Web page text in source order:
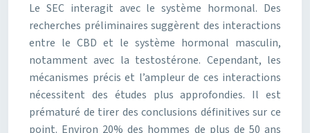
Le SEC interagit avec le système hormonal. Des
recherches préliminaires suggèrent des interactions
entre le CBD et le système hormonal masculin,
notamment avec la testostérone. Cependant, les
mécanismes précis et l’ampleur de ces interactions
nécessitent des études plus approfondies. Il est
prématuré de tirer des conclusions définitives sur ce
point. Environ 20% des hommes de plus de 50 ans